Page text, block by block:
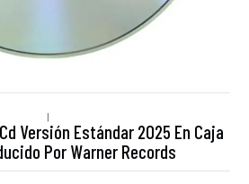
|
Versión Estándar 2025 En Caja
Por Warner Records